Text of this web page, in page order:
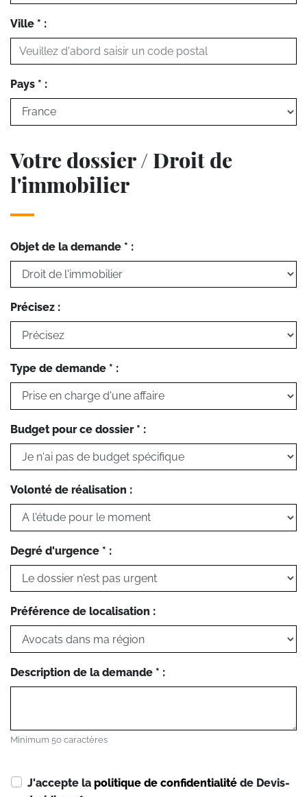
Ville * :
Pays * :
Votre dossier / Droit de
l'immobilier
Objet de la demande * :
Précisez :
Type de demande * :
Budget pour ce dossier * :
Volonté de réalisation :
Degré d'urgence * :
Préférence de localisation :
Description de la demande * :
Minimum 50 caractères
J'accepte la politique de confidentialité de Devis-